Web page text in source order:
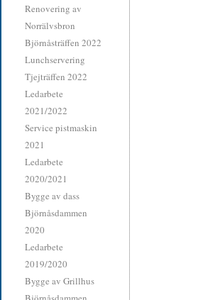
Renovering av
Norrälvsbron
Björnåsträffen 2022
Lunchservering
Tjejträffen 2022
Ledarbete
2021/2022
Service pistmaskin
2021
Ledarbete
2020/2021
Bygge av dass
Björnåsdammen
2020
Ledarbete
2019/2020
Bygge av Grillhus